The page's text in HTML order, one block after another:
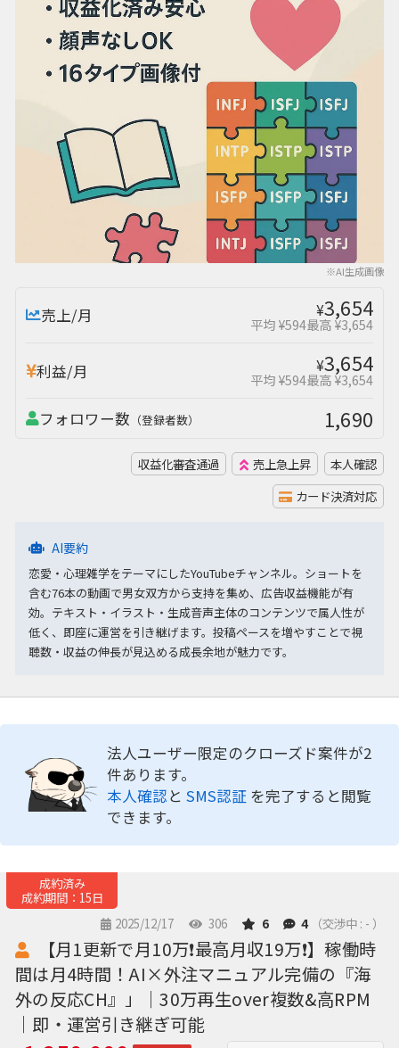
※AI生成画像
売上/月 ¥3,654
平均 ¥594最高 ¥3,654
利益/月 ¥3,654
平均 ¥594最高 ¥3,654
フォロワー数 （登録者数） 1,690
収益化審査通過 売上急上昇
本人確認
カード決済対応
AI要約
恋愛・心理雑学をテーマにしたYouTubeチャンネル。ショートを
含む76本の動画で男女双方から支持を集め、広告収益機能が有
効。テキスト・イラスト・生成音声主体のコンテンツで属人性が
低く、即座に運営を引き継げます。投稿ペースを増やすことで視
聴数・収益の伸長が見込める成長余地が魅力です。
法人ユーザー限定のクローズド案件が2
件あります。
本人確認と SMS認証 を完了すると閲覧
できます。
成約済み
成約期間：15日
2025/12/17
306 6 4 （交渉中 : - ）
【月1更新で月10万❗️最高月収19万❗️】稼働時
間は月4時間！AI×外注マニュアル完備の『海
外の反応CH』」｜30万再生over複数&高RPM
｜即・運営引き継ぎ可能